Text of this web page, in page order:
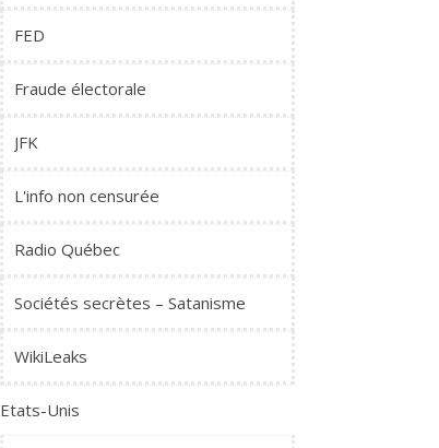
FED
Fraude électorale
JFK
L'info non censurée
Radio Québec
Sociétés secrètes – Satanisme
WikiLeaks
Etats-Unis